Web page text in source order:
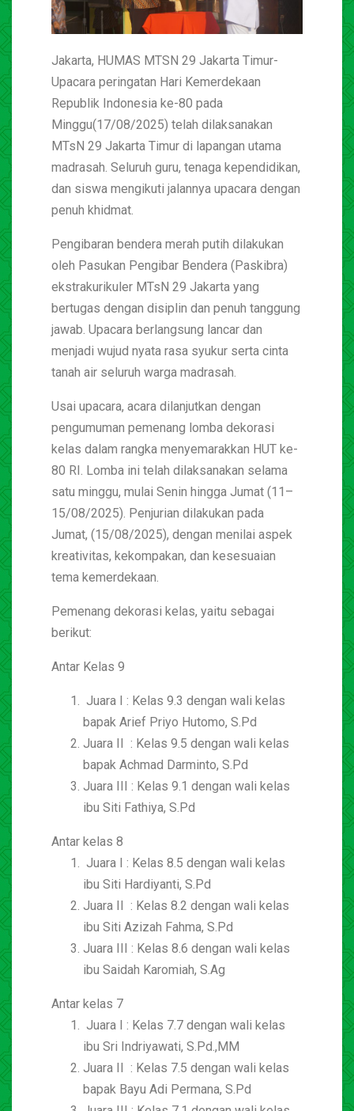
Jakarta, HUMAS MTSN 29 Jakarta Timur-
Upacara peringatan Hari Kemerdekaan
Republik Indonesia ke-80 pada
Minggu(17/08/2025) telah dilaksanakan
MTsN 29 Jakarta Timur di lapangan utama
madrasah. Seluruh guru, tenaga kependidikan,
dan siswa mengikuti jalannya upacara dengan
penuh khidmat.
Pengibaran bendera merah putih dilakukan
oleh Pasukan Pengibar Bendera (Paskibra)
ekstrakurikuler MTsN 29 Jakarta yang
bertugas dengan disiplin dan penuh tanggung
jawab. Upacara berlangsung lancar dan
menjadi wujud nyata rasa syukur serta cinta
tanah air seluruh warga madrasah.
Usai upacara, acara dilanjutkan dengan
pengumuman pemenang lomba dekorasi
kelas dalam rangka menyemarakkan HUT ke-
80 RI. Lomba ini telah dilaksanakan selama
satu minggu, mulai Senin hingga Jumat (11–
15/08/2025). Penjurian dilakukan pada
Jumat, (15/08/2025), dengan menilai aspek
kreativitas, kekompakan, dan kesesuaian
tema kemerdekaan.
Pemenang dekorasi kelas, yaitu sebagai
berikut:
Antar Kelas 9
Juara I : Kelas 9.3 dengan wali kelas
bapak Arief Priyo Hutomo, S.Pd
Juara II : Kelas 9.5 dengan wali kelas
bapak Achmad Darminto, S.Pd
Juara III : Kelas 9.1 dengan wali kelas
ibu Siti Fathiya, S.Pd
Antar kelas 8
Juara I : Kelas 8.5 dengan wali kelas
ibu Siti Hardiyanti, S.Pd
Juara II : Kelas 8.2 dengan wali kelas
ibu Siti Azizah Fahma, S.Pd
Juara III : Kelas 8.6 dengan wali kelas
ibu Saidah Karomiah, S.Ag
Antar kelas 7
Juara I : Kelas 7.7 dengan wali kelas
ibu Sri Indriyawati, S.Pd.,MM
Juara II : Kelas 7.5 dengan wali kelas
bapak Bayu Adi Permana, S.Pd